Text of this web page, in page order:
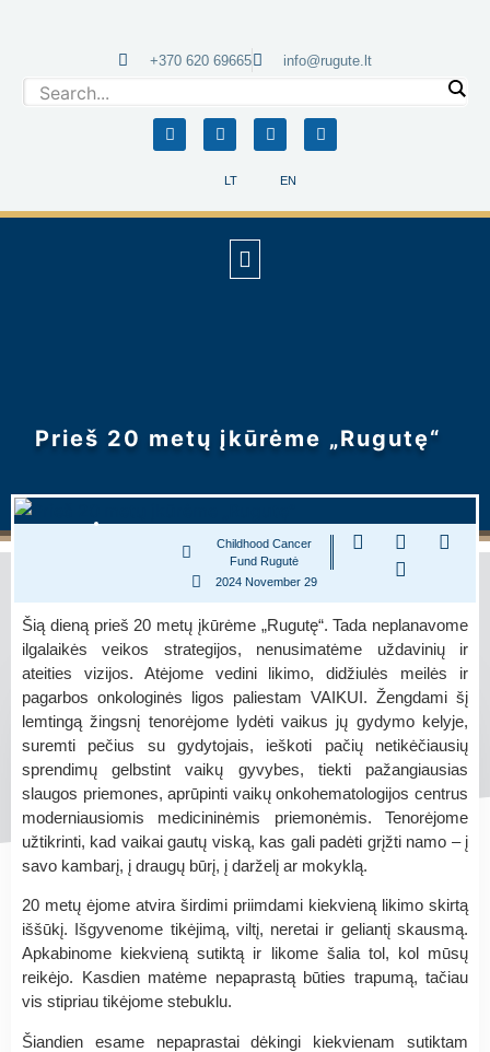
LT EN
+370 620 69665 info@rugute.lt
Prieš 20 metų įkūrėme „Rugutę“
Childhood Cancer
Fund Rugutė
2024 November 29
Šią dieną prieš 20 metų įkūrėme „Rugutę“. Tada neplanavome
ilgalaikės veikos strategijos, nenusimatėme uždavinių ir
ateities vizijos. Atėjome vedini likimo, didžiulės meilės ir
pagarbos onkologinės ligos paliestam VAIKUI. Žengdami šį
lemtingą žingsnį tenorėjome lydėti vaikus jų gydymo kelyje,
suremti pečius su gydytojais, ieškoti pačių netikėčiausių
sprendimų gelbstint vaikų gyvybes, tiekti pažangiausias
slaugos priemones, aprūpinti vaikų onkohematologijos centrus
moderniausiomis medicininėmis priemonėmis. Tenorėjome
užtikrinti, kad vaikai gautų viską, kas gali padėti grįžti namo – į
savo kambarį, į draugų būrį, į darželį ar mokyklą.
20 metų ėjome atvira širdimi priimdami kiekvieną likimo skirtą
iššūkį. Išgyvenome tikėjimą, viltį, neretai ir geliantį skausmą.
Apkabinome kiekvieną sutiktą ir likome šalia tol, kol mūsų
reikėjo. Kasdien matėme nepaprastą būties trapumą, tačiau
vis stipriau tikėjome stebuklu.
Šiandien esame nepaprastai dėkingi kiekvienam sutiktam